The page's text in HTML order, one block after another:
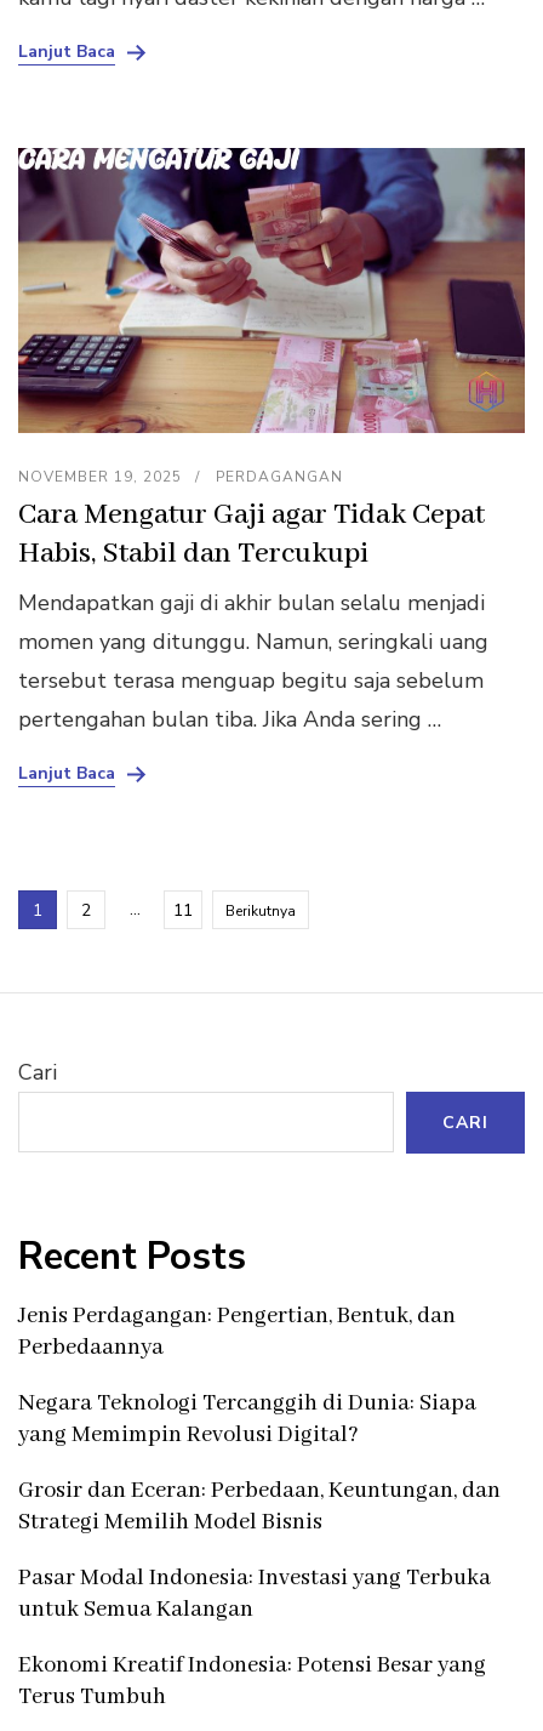
Lanjut Baca
NOVEMBER 19, 2025 PERDAGANGAN
Cara Mengatur Gaji agar Tidak Cepat
Habis, Stabil dan Tercukupi
Mendapatkan gaji di akhir bulan selalu menjadi
momen yang ditunggu. Namun, seringkali uang
tersebut terasa menguap begitu saja sebelum
pertengahan bulan tiba. Jika Anda sering …
Lanjut Baca
Paginasi
Halaman
1 Halaman
2 … Halaman
11 Berikutnya
Cari
CARI
Recent Posts
Jenis Perdagangan: Pengertian, Bentuk, dan
Perbedaannya
Negara Teknologi Tercanggih di Dunia: Siapa
yang Memimpin Revolusi Digital?
Grosir dan Eceran: Perbedaan, Keuntungan, dan
Strategi Memilih Model Bisnis
Pasar Modal Indonesia: Investasi yang Terbuka
untuk Semua Kalangan
Ekonomi Kreatif Indonesia: Potensi Besar yang
Terus Tumbuh